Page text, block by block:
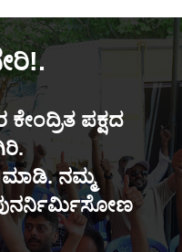
ಪಕ್ಷದ
ನಮ್ಮ
ಪುನರ್ನಿರ್ಮಿಸೋಣ